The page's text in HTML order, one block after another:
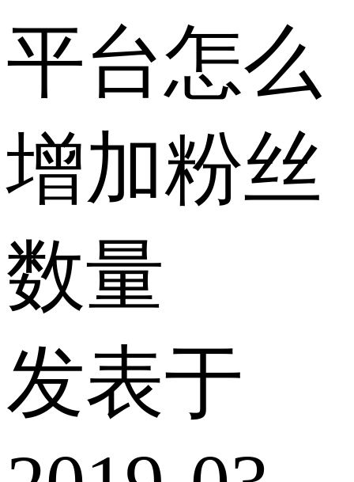
平台怎么
增加粉丝
数量
发表于